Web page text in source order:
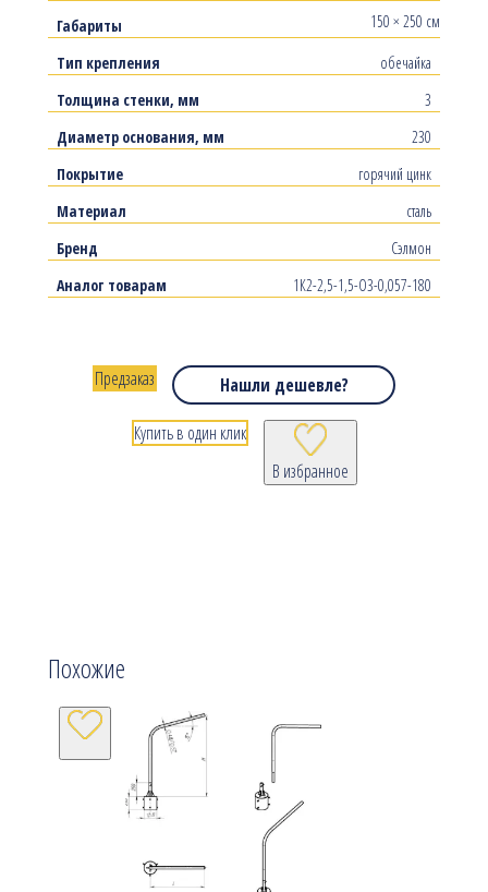
Габариты
150 × 250 см
Тип крепления
обечайка
Толщина стенки, мм
3
Диаметр основания, мм
230
Покрытие
горячий цинк
Материал
сталь
Бренд
Сэлмон
Аналог товарам
1К2-2,5-1,5-О3-0,057-180
Нашли дешевле?
В избранное
Предзаказ
Купить в один клик
Похожие